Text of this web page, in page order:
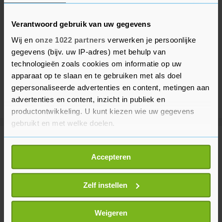
Verantwoord gebruik van uw gegevens
Wij en onze 1022 partners verwerken je persoonlijke
gegevens (bijv. uw IP-adres) met behulp van
technologieën zoals cookies om informatie op uw
apparaat op te slaan en te gebruiken met als doel
gepersonaliseerde advertenties en content, metingen aan
advertenties en content, inzicht in publiek en
productontwikkeling. U kunt kiezen wie uw gegevens
gebruikt en met welke doelen.
Als u het toestaat, willen we ook graag:
Informatie verzamelen over uw geografische
locatie, die tot een paar meter nauwkeurig kan zijn
Uw apparaat identificeren door het actief te
scannen op specifieke eigenschappen (fingerprinting)
Lees meer over hoe uw persoonlijke gegevens worden
Accepteren
Zelf instellen
Weigeren
Meer uit Sport
pijn' na val voor winst in Polen
6 uur geleden